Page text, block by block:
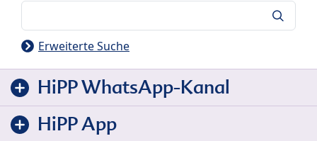
Erweiterte Suche
HiPP WhatsApp-Kanal
HiPP App